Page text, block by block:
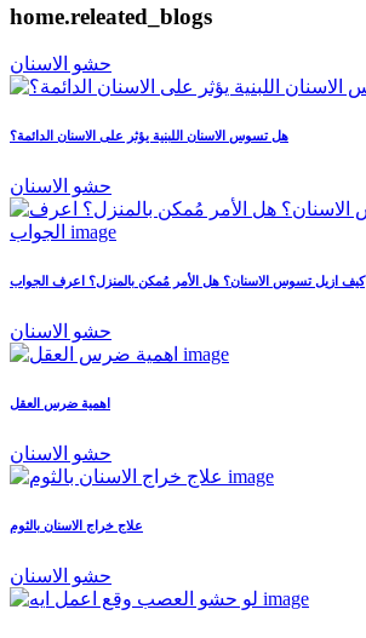
home.releated_blogs
حشو الاسنان
هل تسوس الاسنان اللبنية يؤثر على الاسنان الدائمة؟
حشو الاسنان
كيف ازيل تسوس الاسنان؟ هل الأمر مُمكن بالمنزل؟ اعرف الجواب
حشو الاسنان
اهمية ضرس العقل
حشو الاسنان
علاج خراج الاسنان بالثوم
حشو الاسنان